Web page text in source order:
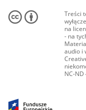
Treści
na
- na
audio i
NC-